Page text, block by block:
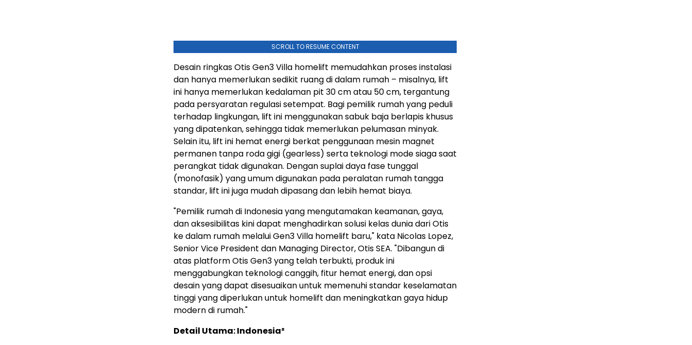
SCROLL TO RESUME CONTENT
Desain ringkas Otis Gen3 Villa homelift memudahkan proses instalasi
dan hanya memerlukan sedikit ruang di dalam rumah – misalnya, lift
ini hanya memerlukan kedalaman pit 30 cm atau 50 cm, tergantung
pada persyaratan regulasi setempat. Bagi pemilik rumah yang peduli
terhadap lingkungan, lift ini menggunakansabuk baja berlapis khusus
yang dipatenkan, sehingga tidak memerlukan pelumasan minyak.
Selain itu, lift ini hemat energi berkat penggunaan mesin magnet
permanen tanpa roda gigi (gearless) serta teknologi mode siaga saat
perangkat tidak digunakan. Dengan suplai daya fase tunggal
(monofasik) yang umum digunakan pada peralatan rumah tangga
standar, lift ini juga mudah dipasang dan lebih hemat biaya.
"Pemilik rumah di Indonesia yang mengutamakan keamanan, gaya,
dan aksesibilitas kini dapat menghadirkan solusi kelas dunia dari Otis
ke dalam rumah melalui Gen3 Villa homelift baru," kata Nicolas Lopez,
Senior Vice President dan Managing Director, Otis SEA. "Dibangun di
atas platform Otis Gen3 yang telah terbukti, produk ini
menggabungkan teknologi canggih, fitur hemat energi, dan opsi
desain yang dapat disesuaikan untuk memenuhi standar keselamatan
tinggi yang diperlukan untuk homelift dan meningkatkan gaya hidup
modern di rumah."
Detail Utama: Indonesia²